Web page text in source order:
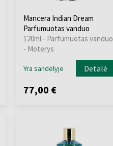
Mancera Indian Dream
Parfumuotas vanduo
120ml - Parfumuotas vanduo
- Moterys
Yra sandėlyje Detalė
77,00 €